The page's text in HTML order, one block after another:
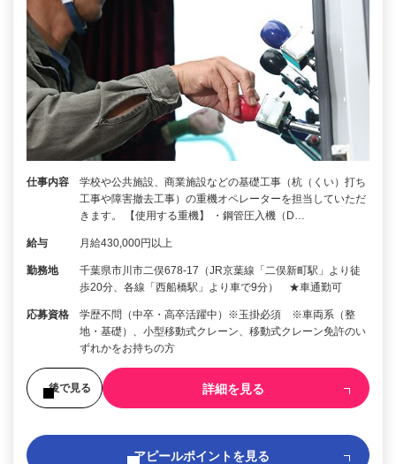
仕事内容
学校や公共施設、商業施設などの基礎工事（杭（くい）打ち
工事や障害撤去工事）の重機オペレーターを担当していただ
きます。 【使用する重機】 ・鋼管圧入機（D…
給与 月給430,000円以上
勤務地
千葉県市川市二俣678-17（JR京葉線「二俣新町駅」より徒
歩20分、各線「西船橋駅」より車で9分） ★車通勤可
応募資格
学歴不問（中卒・高卒活躍中）※玉掛必須 ※車両系（整
地・基礎）、小型移動式クレーン、移動式クレーン免許のい
ずれかをお持ちの方
後で見る 詳細を見る
アピールポイントを見る